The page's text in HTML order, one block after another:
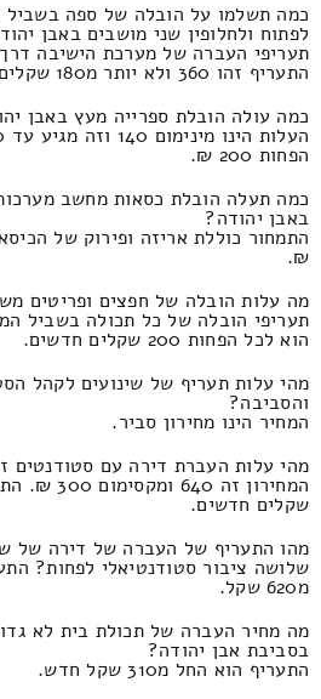
כמה תשלמו על הובלה של ספה בשביל
לפתוח ולחלופין שני מושבים באבן
תעריפי העברה של מערכת הישיבה
התעריף זהו 360 ולא יותר מ180 שקלים חדשים.
כמה עולה הובלת ספרייה מעץ באבן
הפחות 200 ₪.
כמה תעלה הובלת כסאות מחשב
באבן יהודה?
₪.
מה עלות הובלה של חפצים ופריטים
תעריפי הובלה של כל תכולה בשביל
הוא לכל הפחות 200 שקלים חדשים.
מהי עלות תעריף של שינועים לקהל
והסביבה?
המחיר הינו מחירון סביר.
מהי עלות העברת דירה עם סטודנטים
שקלים חדשים.
מהו התעריף של העברה של דירה של
מ620 שקל.
מה מחיר העברה של תכולת בית לא
בסביבת אבן יהודה?
התעריף הוא החל מ310 שקל חדש.